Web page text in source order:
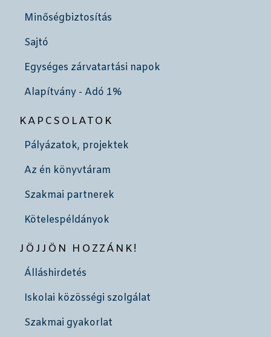
Minőségbiztosítás
Sajtó
Egységes zárvatartási napok
Alapítvány - Adó 1%
KAPCSOLATOK
Pályázatok, projektek
Az én könyvtáram
Szakmai partnerek
Kötelespéldányok
JÖJJÖN HOZZÁNK!
Álláshirdetés
Iskolai közösségi szolgálat
Szakmai gyakorlat